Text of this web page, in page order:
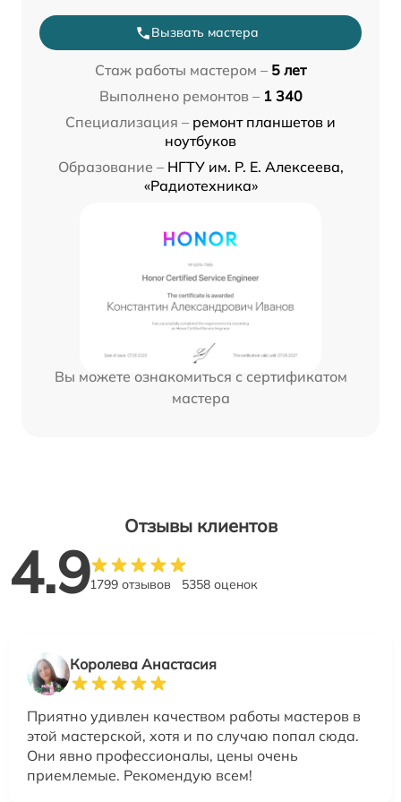
Вызвать мастера
Стаж работы мастером – 5 лет
Выполнено ремонтов – 1 340
Специализация – ремонт планшетов и
ноутбуков
Образование – НГТУ им. Р. Е. Алексеева,
«Радиотехника»
Вы можете ознакомиться с сертификатом
мастера
Отзывы клиентов
4.91799 отзывов 5358 оценок
Королева Анастасия
Приятно удивлен качеством работы мастеров в
этой мастерской, хотя и по случаю попал сюда.
Они явно профессионалы, цены очень
приемлемые. Рекомендую всем!